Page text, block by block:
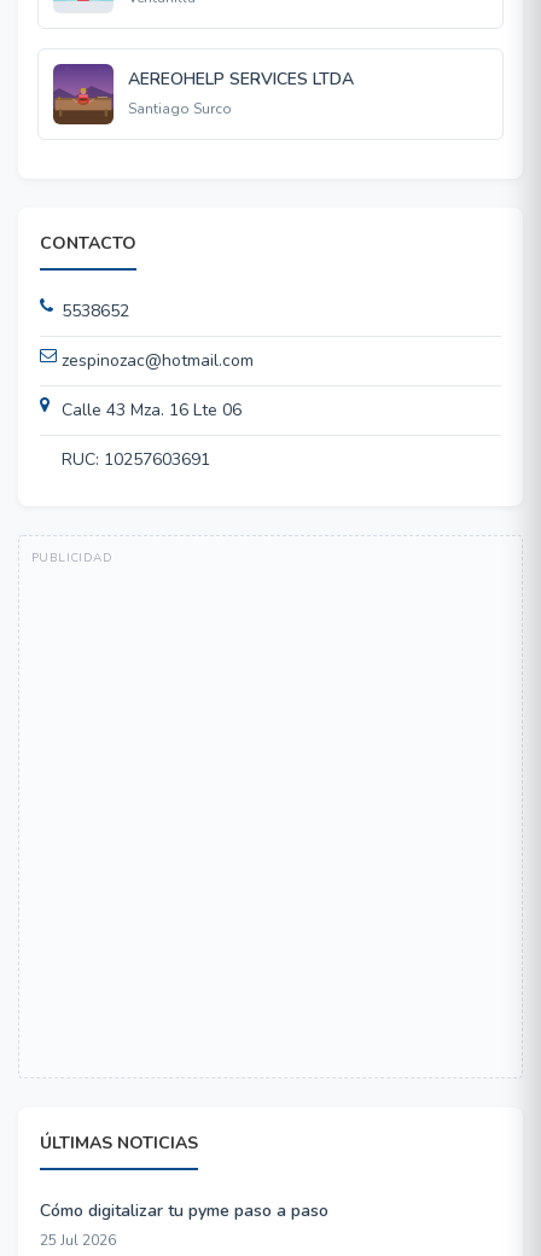
AEREOHELP SERVICES LTDA
Santiago Surco
CONTACTO
5538652
zespinozac@hotmail.com
Calle 43 Mza. 16 Lte 06
RUC: 10257603691
ÚLTIMAS NOTICIAS
Cómo digitalizar tu pyme paso a paso
25 Jul 2026